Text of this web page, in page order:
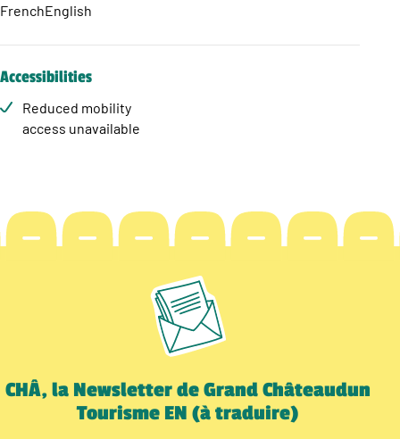
FrenchEnglish
Accessibilities
Reduced mobility
access unavailable
CHÂ, la Newsletter de Grand Châteaudun
Tourisme EN (à traduire)